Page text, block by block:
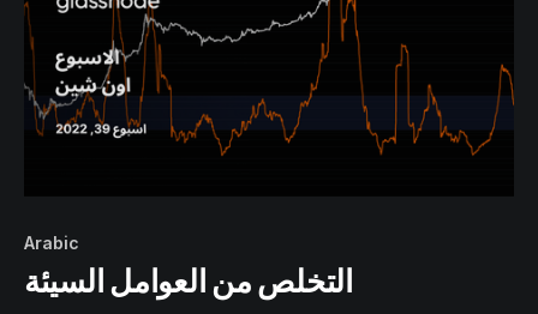
Arabic
التخلص من العوامل السيئة